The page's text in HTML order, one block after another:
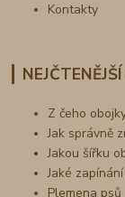
Kontakty
Z čeho
Jak správně
Jakou šířku
Jaké
Plemena psů